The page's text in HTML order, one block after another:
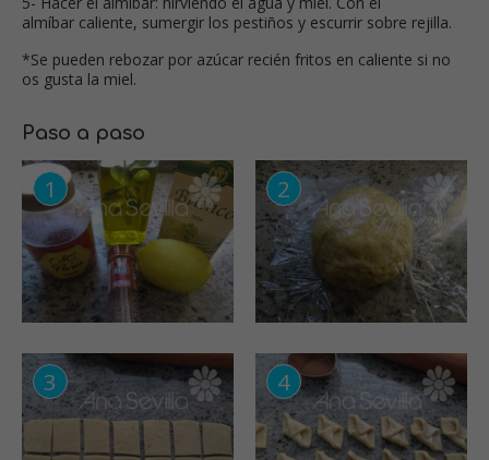
almíbar caliente, sumergir los pestiños y escurrir sobre rejilla.
*Se pueden rebozar por azúcar recién fritos en caliente si no
os gusta la miel.
Paso a paso